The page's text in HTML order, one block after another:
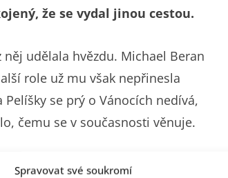
Spravovat své soukromí
že se vydal jinou cestou.
udělala hvězdu. Michael Beran
role už mu však nepřinesla
se prý o Vánocích nedívá,
čemu se v současnosti věnuje.